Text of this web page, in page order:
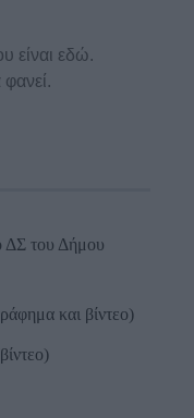
είναι εδώ.
φανεί.
ΔΣ του Δήμου
και βίντεο)